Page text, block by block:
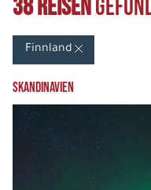
Norwegen
REISEART
38 Reisen
Finnland
SKANDINAVIEN